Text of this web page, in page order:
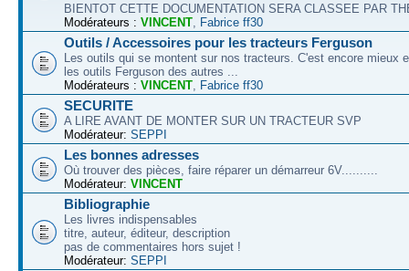
BIENTOT CETTE DOCUMENTATION SERA CLASSEE PAR
Modérateurs : VINCENT Fabrice ff30
Outils / Accessoires pour les tracteurs Ferguson
Les outils qui se montent sur nos tracteurs. C'est encore mieux
les outils Ferguson des autres ...
Modérateurs : VINCENT Fabrice ff30
SECURITE
A LIRE AVANT DE MONTER SUR UN TRACTEUR SVP
Modérateur: SEPPI
Les bonnes adresses
Où trouver des pièces, faire réparer un démarreur 6V..........
Modérateur: VINCENT
Bibliographie
Les livres indispensables
titre, auteur, éditeur, description
pas de commentaires hors sujet !
Modérateur: SEPPI